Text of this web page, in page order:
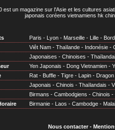
est un magazine sur l'Asie et les cultures
japonais coréens vietnamiens hk
Paris - Lyon - Marseille - Lille -
Viêt Nam - Thaïlande - Indonésie -
Japonaises - Chinoises -
Yen Japonais - Dong Vietnamien -
Rat - Buffle - Tigre - Lapin - Dragon
Japonais - Chinois - Thaïlandais -
Birmans - Cambodgiens - Chinois -
Birmanie - Laos - Cambodge -
Nous contacter-